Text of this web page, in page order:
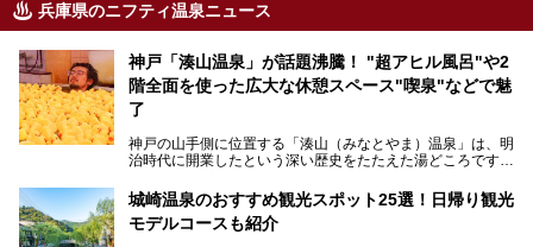
兵庫県のニフティ温泉ニュース
神戸「湊山温泉」が話題沸騰！ "超アヒル風呂"や2
階全面を使った広大な休憩スペース"喫泉"などで魅
了
神戸の山手側に位置する「湊山（みなとやま）温泉」は、明
治時代に開業したという深い歴史をたたえた湯どころです。
っぱいに浮かぶアヒルちゃん。さらに、ゆったりくつろげて
コワーキングも可能な休憩スペースも人気に。斬新な企画や
設備で人々をアッと驚かせる湊山温泉の魅力をリポートしま
城崎温泉のおすすめ観光スポット25選！日帰り観光
モデルコースも紹介